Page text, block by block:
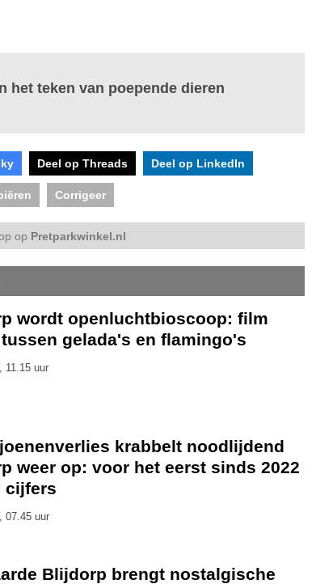
het teken van poepende dieren
Deel op Threads Deel op LinkedIn
Corrigeer
op Pretparkwinkel.nl
wordt openluchtbioscoop: film
gelada's en flamingo's
11.15 uur
krabbelt noodlijdend
weer op: voor het eerst sinds 2022
cijfers
07.45 uur
Blijdorp brengt nostalgische